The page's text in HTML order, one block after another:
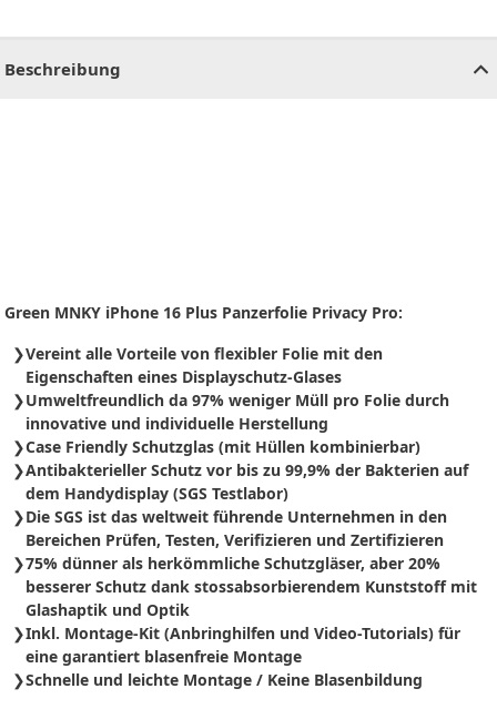
Beschreibung
Green MNKY iPhone 16 Plus Panzerfolie Privacy Pro:
Vereint alle Vorteile von flexibler Folie mit den
Eigenschaften eines Displayschutz-Glases
Umweltfreundlich da 97% weniger Müll pro Folie durch
innovative und individuelle Herstellung
Case Friendly Schutzglas (mit Hüllen kombinierbar)
Antibakterieller Schutz vor bis zu 99,9% der Bakterien auf
dem Handydisplay (SGS Testlabor)
Die SGS ist das weltweit führende Unternehmen in den
Bereichen Prüfen, Testen, Verifizieren und Zertifizieren
75% dünner als herkömmliche Schutzgläser, aber 20%
besserer Schutz dank stossabsorbierendem Kunststoff mit
Glashaptik und Optik
Inkl. Montage-Kit (Anbringhilfen und Video-Tutorials) für
eine garantiert blasenfreie Montage
Schnelle und leichte Montage / Keine Blasenbildung